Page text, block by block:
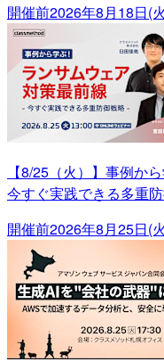
開催前2026年8月18日(
【8/25（火）】事例か
今すぐ実践できる多重
開催前2026年8月25日(